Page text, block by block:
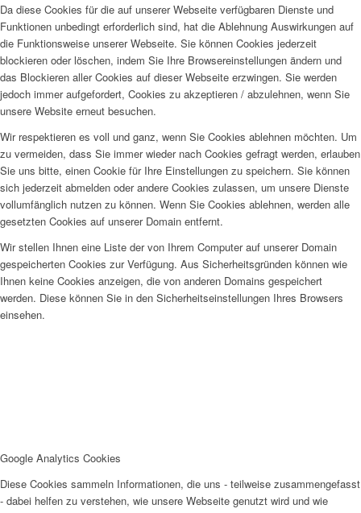
Da diese Cookies für die auf unserer Webseite verfügbaren Dienste und
Funktionen unbedingt erforderlich sind, hat die Ablehnung Auswirkungen auf
die Funktionsweise unserer Webseite. Sie können Cookies jederzeit
blockieren oder löschen, indem Sie Ihre Browsereinstellungen ändern und
das Blockieren aller Cookies auf dieser Webseite erzwingen. Sie werden
jedoch immer aufgefordert, Cookies zu akzeptieren / abzulehnen, wenn Sie
unsere Website erneut besuchen.
Wir respektieren es voll und ganz, wenn Sie Cookies ablehnen möchten. Um
zu vermeiden, dass Sie immer wieder nach Cookies gefragt werden, erlauben
Sie uns bitte, einen Cookie für Ihre Einstellungen zu speichern. Sie können
sich jederzeit abmelden oder andere Cookies zulassen, um unsere Dienste
vollumfänglich nutzen zu können. Wenn Sie Cookies ablehnen, werden alle
gesetzten Cookies auf unserer Domain entfernt.
Wir stellen Ihnen eine Liste der von Ihrem Computer auf unserer Domain
gespeicherten Cookies zur Verfügung. Aus Sicherheitsgründen können wie
Ihnen keine Cookies anzeigen, die von anderen Domains gespeichert
werden. Diese können Sie in den Sicherheitseinstellungen Ihres Browsers
einsehen.
Google Analytics Cookies
Diese Cookies sammeln Informationen, die uns - teilweise zusammengefasst
- dabei helfen zu verstehen, wie unsere Webseite genutzt wird und wie